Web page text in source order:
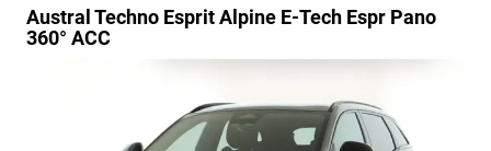
Austral Techno Esprit Alpine E-Tech Espr Pano
360° ACC